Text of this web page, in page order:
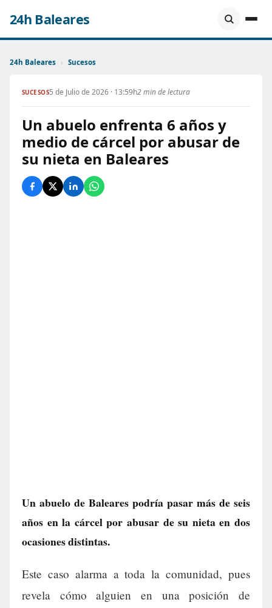
24h Baleares
24h Baleares › Sucesos
SUCESOS5 de Julio de 2026 · 13:59h2 min de lectura
Un abuelo enfrenta 6 años y
medio de cárcel por abusar de
su nieta en Baleares
Un abuelo de Baleares podría pasar más de seis
años en la cárcel por abusar de su nieta en dos
ocasiones distintas.
Este caso alarma a toda la comunidad, pues
revela cómo alguien en una posición de